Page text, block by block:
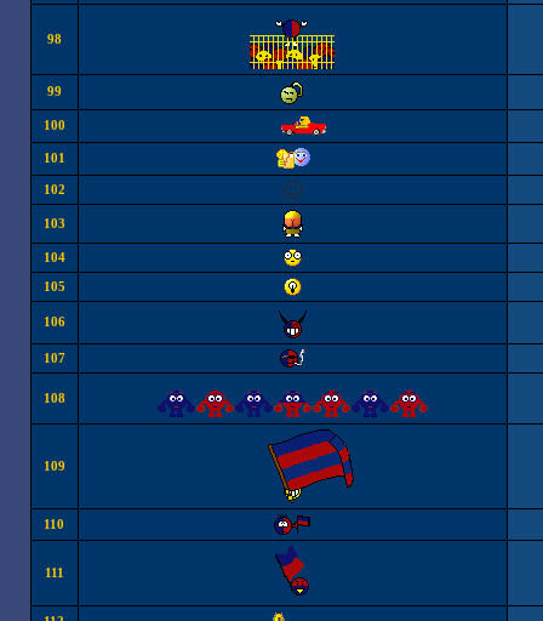
98
99
100
101
102
103
104
105
106
107
108
109
110
111